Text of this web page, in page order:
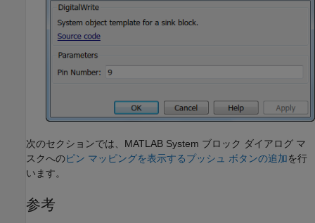
次のセクションでは、 MATLAB System ブロック ダイアログ マ
スクへのピン マッピングを表示するプッシュ ボタンの追加を行
います。
参考